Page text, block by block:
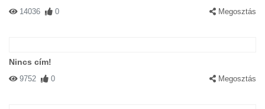
14036 0 Megosztás
Nincs cím!
9752 0 Megosztás